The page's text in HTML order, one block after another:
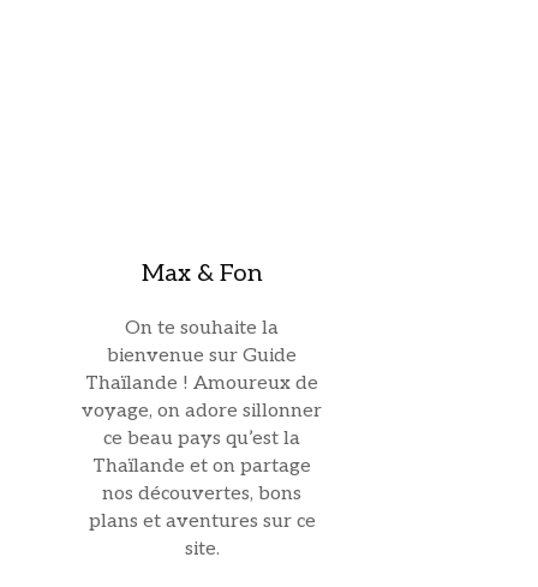
Max & Fon
On te souhaite la
bienvenue sur Guide
Thaïlande ! Amoureux de
voyage, on adore sillonner
ce beau pays qu’est la
Thaïlande et on partage
nos découvertes, bons
plans et aventures sur ce
site.